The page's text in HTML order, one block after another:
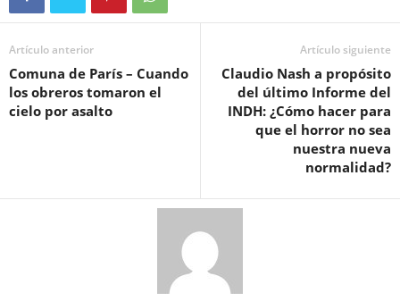
Artículo anterior
Comuna de París – Cuando
los obreros tomaron el
cielo por asalto
Artículo siguiente
Claudio Nash a propósito
del último Informe del
INDH: ¿Cómo hacer para
que el horror no sea
nuestra nueva
normalidad?